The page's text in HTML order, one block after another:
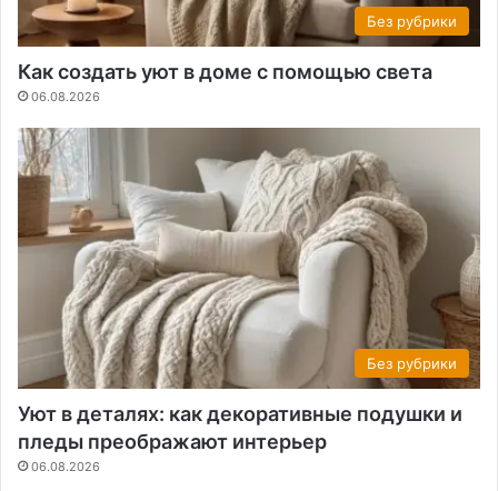
Без рубрики
Как создать уют в доме с помощью света
06.08.2026
Без рубрики
Уют в деталях: как декоративные подушки и
пледы преображают интерьер
06.08.2026